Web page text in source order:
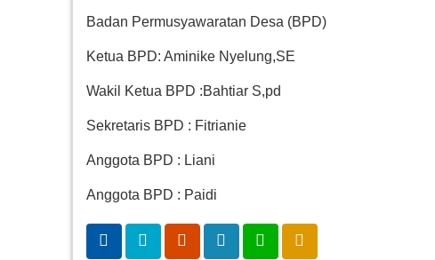
Badan Permusyawaratan Desa (BPD)
Ketua BPD: Aminike Nyelung,SE
Wakil Ketua BPD :Bahtiar S,pd
Sekretaris BPD : Fitrianie
Anggota BPD : Liani
Anggota BPD : Paidi